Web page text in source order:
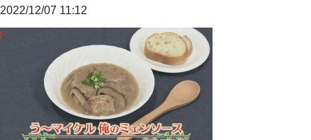
2022/12/07 11:12